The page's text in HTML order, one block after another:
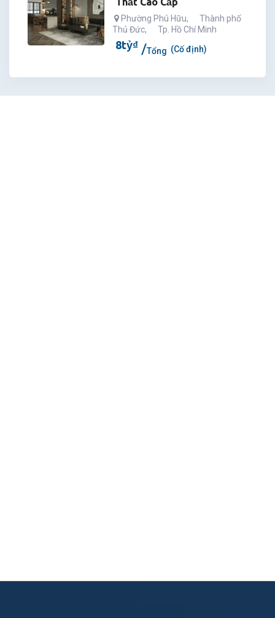
Phường Phú Hữu,
Thành phố
Thủ Đức, Tp. Hồ Chí Minh
8tỷ₫ Tổng (Cố định)